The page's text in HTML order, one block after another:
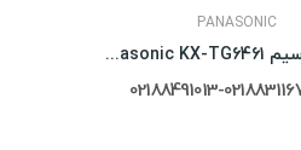
PANASONIC
تلفن بی سیم Panasonic KX-TG6461